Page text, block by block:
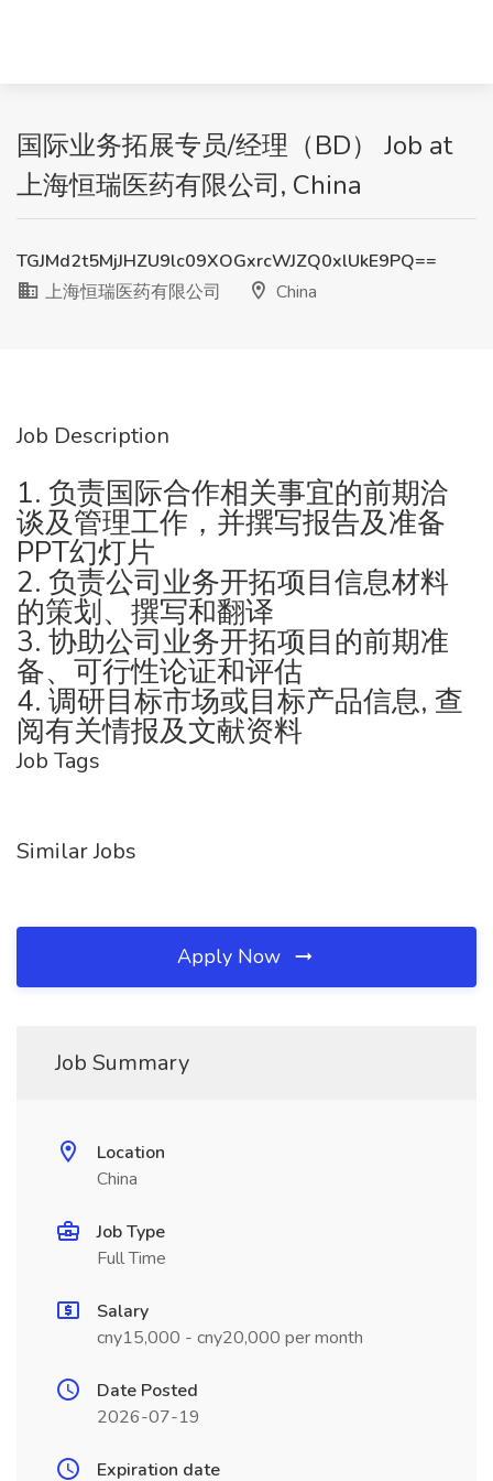
国际业务拓展专员/经理（BD） Job at
上海恒瑞医药有限公司, China
TGJMd2t5MjJHZU9lc09XOGxrcWJZQ0xlUkE9PQ==
上海恒瑞医药有限公司
China
Job Description
1. 负责国际合作相关事宜的前期洽
谈及管理工作，并撰写报告及准备
PPT幻灯片
2. 负责公司业务开拓项目信息材料
的策划、撰写和翻译
3. 协助公司业务开拓项目的前期准
备、可行性论证和评估
4. 调研目标市场或目标产品信息, 查
阅有关情报及文献资料
Job Tags
Similar Jobs
Apply Now
Job Summary
Location
China
Job Type
Full Time
Salary
cny15,000 - cny20,000 per month
Date Posted
2026-07-19
Expiration date